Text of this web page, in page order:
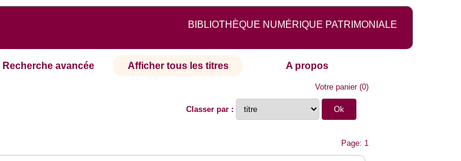
BIBLIOTHÈQUE NUMÉRIQUE PATRIMONIALE
Recherche avancée Afficher tous les titres A propos
Votre panier(0)
Classer par :
Page: 1